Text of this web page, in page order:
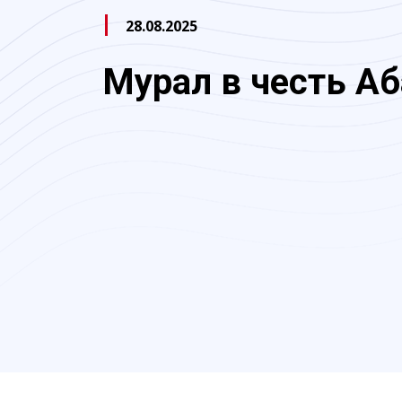
28.08.2025
Мурал в честь